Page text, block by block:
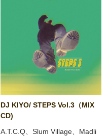
DJ KIYO/ STEPS Vol.3（MIX
CD)
A.T.C.Q、Slum Village、Madli